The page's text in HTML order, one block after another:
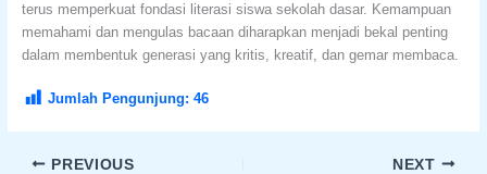
terus memperkuat fondasi literasi siswa sekolah dasar. Kemampuan
memahami dan mengulas bacaan diharapkan menjadi bekal penting
dalam membentuk generasi yang kritis, kreatif, dan gemar membaca.
Jumlah Pengunjung: 46
PREVIOUS NEXT